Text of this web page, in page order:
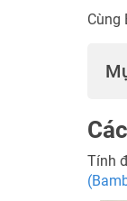
Cùng
Tính